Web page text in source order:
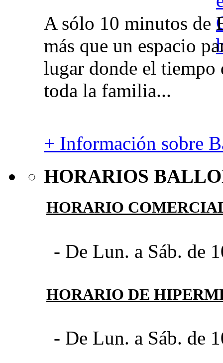
A sólo 10 minutos de
más que un espacio
lugar donde el tiempo
toda la familia...
+ Información sobre
HORARIOS
HORARIO
- De Lun. a Sáb. de
HORARIO DE
- De Lun. a Sáb. de